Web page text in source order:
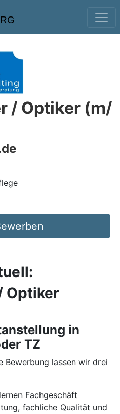
/ Optiker (m/
Optiker
in
TZ
Bewerbung lassen wir drei
Fachgeschäft
fachliche Qualität und